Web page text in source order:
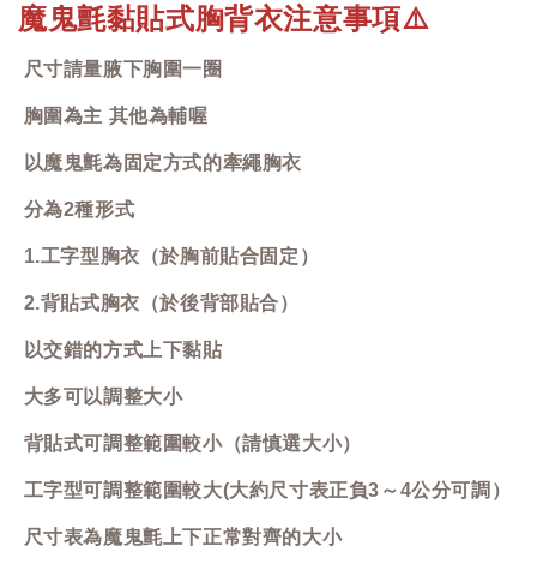
魔鬼氈黏貼式胸背衣注意事項⚠️
尺寸請量腋下胸圍一圈
胸圍為主 其他為輔喔
以魔鬼氈為固定方式的牽繩胸衣
分為2種形式
1.工字型胸衣（於胸前貼合固定）
2.背貼式胸衣（於後背部貼合）
以交錯的方式上下黏貼
大多可以調整大小
背貼式可調整範圍較小（請慎選大小）
工字型可調整範圍較大(大約尺寸表正負3～4公分可調）
尺寸表為魔鬼氈上下正常對齊的大小